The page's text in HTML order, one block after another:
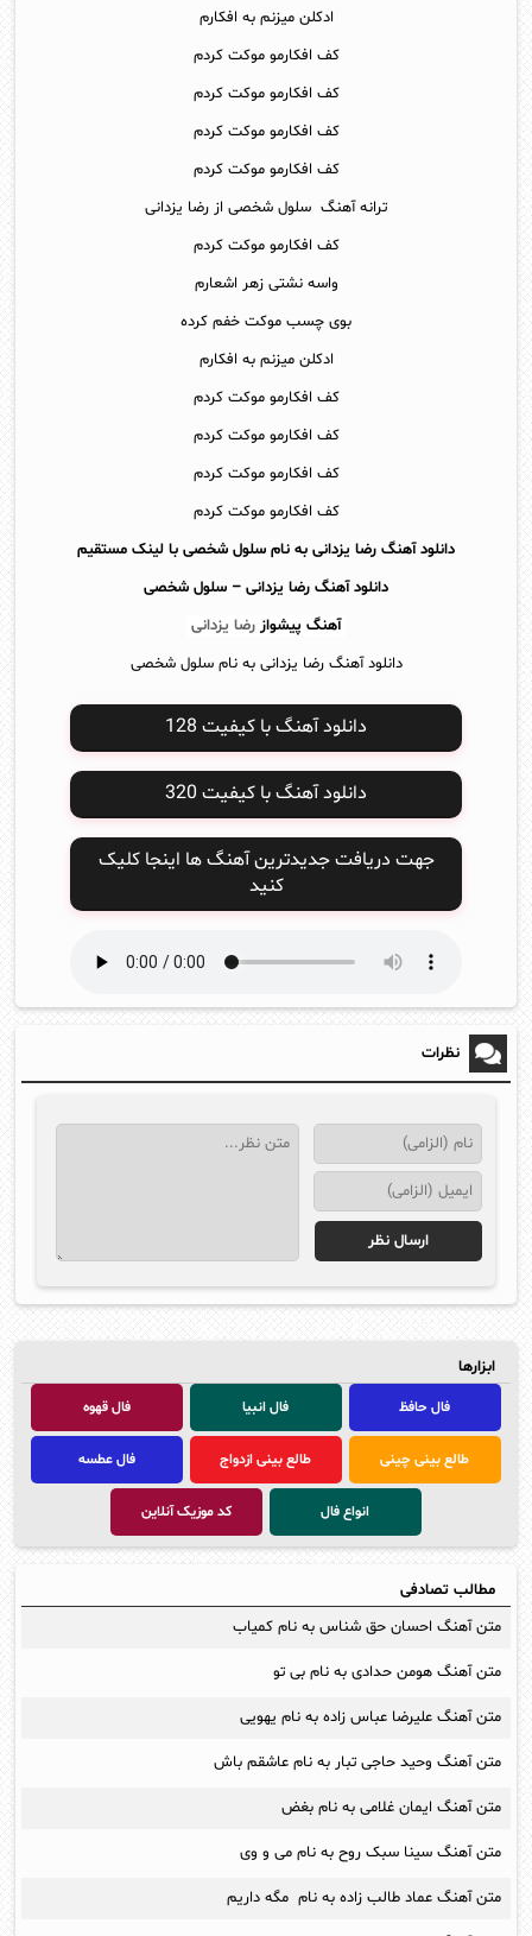
ادکلن میزنم به افکارم
کف افکارمو موکت کردم
کف افکارمو موکت کردم
کف افکارمو موکت کردم
کف افکارمو موکت کردم
ترانه آهنگ سلول شخصی از رضا یزدانی
کف افکارمو موکت کردم
واسه نشتی زهر اشعارم
بوی چسب موکت خفم کرده
ادکلن میزنم به افکارم
کف افکارمو موکت کردم
کف افکارمو موکت کردم
کف افکارمو موکت کردم
کف افکارمو موکت کردم
دانلود آهنگ رضا یزدانی به نام سلول شخصی با لینک مستقیم
دانلود آهنگ رضا یزدانی – سلول شخصی
آهنگ پیشواز رضا یزدانی
دانلود آهنگ رضا یزدانی به نام سلول شخصی
دانلود آهنگ با کیفیت 128
دانلود آهنگ با کیفیت 320
جهت دریافت جدیدترین آهنگ ها اینجا کلیک
کنید
نظرات
ابزارها
فال حافظ فال انبیا فال قهوه
طالع بینی چینی طالع بینی ازدواج فال عطسه
انواع فال کد موزیک آنلاین
مطالب تصادفی
متن آهنگ احسان حق شناس به نام کمیاب
متن آهنگ هومن حدادی به نام بی تو
متن آهنگ علیرضا عباس زاده به نام یهویی
متن آهنگ وحید حاجی تبار به نام عاشقم باش
متن آهنگ ایمان غلامی به نام بغض
متن آهنگ سینا سبک روح به نام می و وی
متن آهنگ عماد طالب زاده به نام مگه داریم